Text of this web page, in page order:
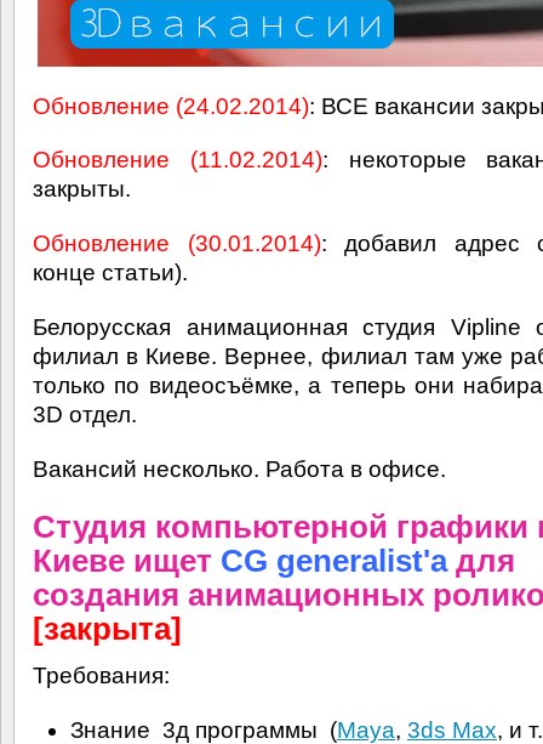
Обновление (24.02.2014): ВСЕ вакансии
Обновление (11.02.2014): некоторые
закрыты.
Обновление (30.01.2014): добавил адрес
конце статьи).
Белорусская анимационная студия Vipline
филиал в Киеве. Вернее, филиал там уже
только по видеосъёмке, а теперь они
3D отдел.
Вакансий несколько. Работа в офисе.
Студия компьютерной графики
Киеве ищет CG generalist'адля
создания анимационных
[закрыта]
Требования:
Знание 3д программы (Maya, 3ds Max, и